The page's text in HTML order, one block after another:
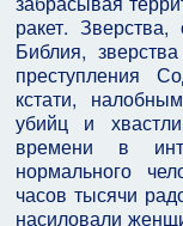
ракет.
Библия,
преступления
кстати,
убийц и
времени в
нормального
часов тысячи
насиловали